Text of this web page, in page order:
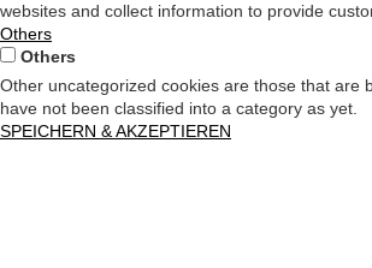
websites and collect information to provide
Others
Others
Other uncategorized cookies are those that are
have not been classified into a category as yet.
SPEICHERN & AKZEPTIEREN